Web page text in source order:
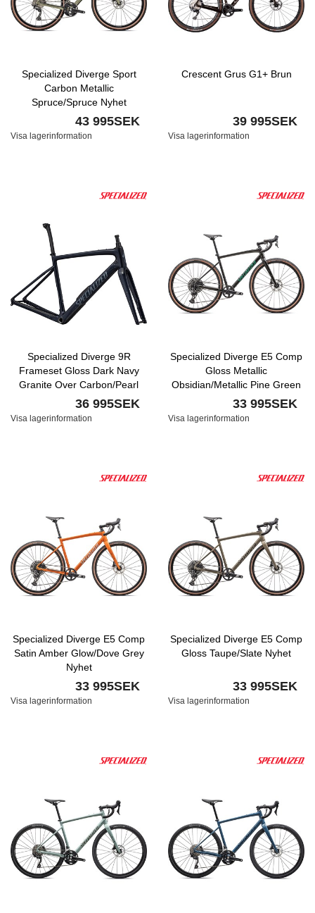
Specialized Diverge Sport
Carbon Metallic
Spruce/Spruce Nyhet
43 995SEK
Visa lagerinformation
Crescent Grus G1+ Brun
39 995SEK
Visa lagerinformation
Specialized Diverge 9R
Frameset Gloss Dark Navy
Granite Over Carbon/Pearl
Nyhet
36 995SEK
Visa lagerinformation
Specialized Diverge E5 Comp
Gloss Metallic
Obsidian/Metallic Pine Green
Nyhet
33 995SEK
Visa lagerinformation
Specialized Diverge E5 Comp
Satin Amber Glow/Dove Grey
Nyhet
33 995SEK
Visa lagerinformation
Specialized Diverge E5 Comp
Gloss Taupe/Slate Nyhet
33 995SEK
Visa lagerinformation